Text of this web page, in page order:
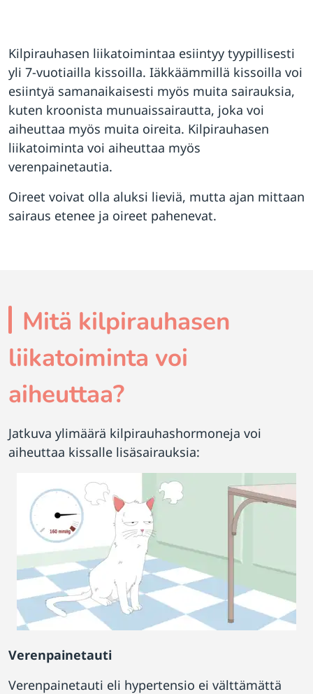
Kilpirauhasen liikatoimintaa esiintyy tyypillisesti
yli 7-vuotiailla kissoilla. Iäkkäämmillä kissoilla voi
esiintyä samanaikaisesti myös muita sairauksia,
kuten kroonista munuaissairautta, joka voi
aiheuttaa myös muita oireita. Kilpirauhasen
liikatoiminta voi aiheuttaa myös
verenpainetautia.
Oireet voivat olla aluksi lieviä, mutta ajan mittaan
sairaus etenee ja oireet pahenevat.
Mitä kilpirauhasen
liikatoiminta voi
aiheuttaa?
Jatkuva ylimäärä kilpirauhashormoneja voi
aiheuttaa kissalle lisäsairauksia:
Verenpainetauti
Verenpainetauti eli hypertensio ei välttämättä